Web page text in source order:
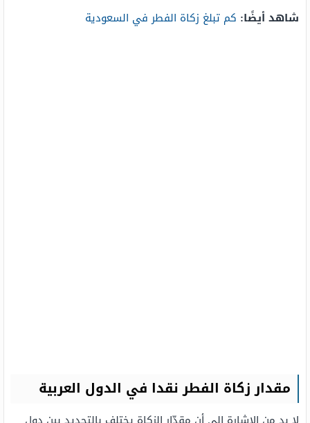
شاهد أيضًا: كم تبلغ زكاة الفطر في السعودية
مقدار زكاة الفطر نقدا في الدول العربية